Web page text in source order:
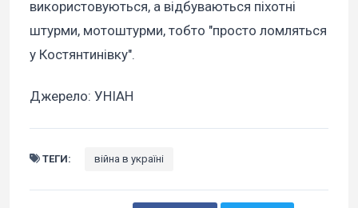
використовуються, а відбуваються піхотні
штурми, мотоштурми, тобто "просто ломляться
у Костянтинівку".
Джерело: УНІАН
ТЕГИ: війна в україні